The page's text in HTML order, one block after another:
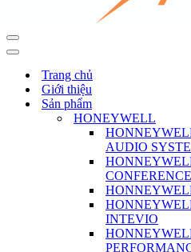
Navigation
Menu
Navigation
Trang chủ
Giới thiệu
Sản phẩm
HONEYWELL
AUDIO
INTEVIO